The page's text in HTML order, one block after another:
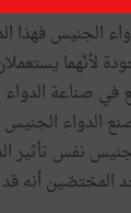
فهذا
لأنّهما
في صناعة
الدواء
نفس تأثير
المختصّين